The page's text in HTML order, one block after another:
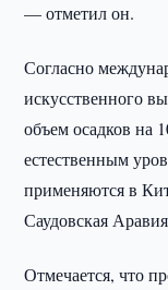
— отметил он.
Согласно
искусственного
объем осадков на
естественным
применяются в
Саудовская
Отмечается, что